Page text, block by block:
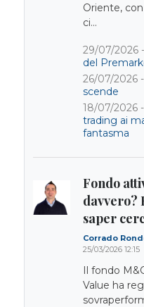
Oriente,
ci...
29/07/2026 -
del
26/07/2026 -
scende
18/07/2026 -
trading ai
fantasma
Fondo
davvero?
saper
Corrado
25/03/2026 12:15
Il fondo
Value ha